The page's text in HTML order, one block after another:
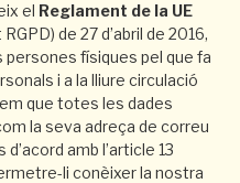
el Reglament de la UE
de 27 d’abril de 2016,
físiques pel que fa
i a la lliure circulació
que totes les dades
la seva adreça de correu
amb l’article 13
li conèixer la nostra